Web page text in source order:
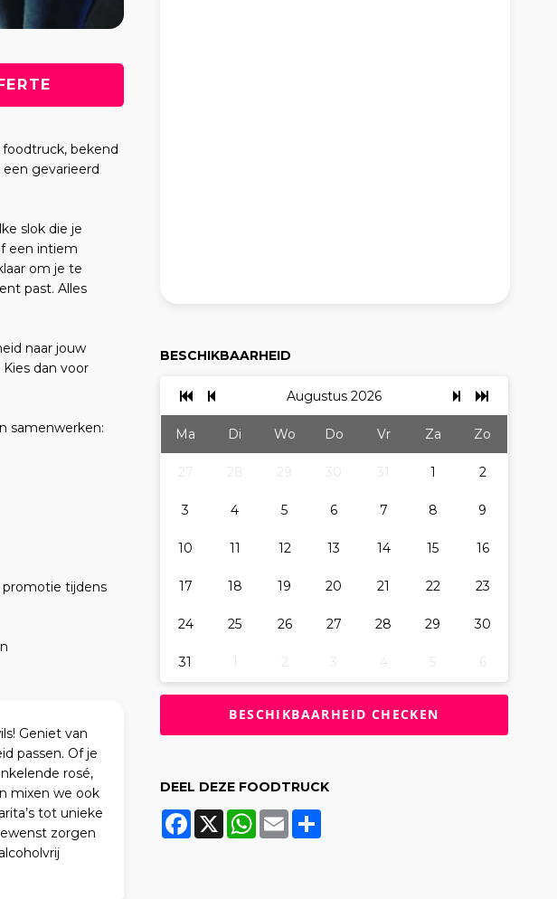
bekend
gevarieerd
slok die je
een intiem
om je te
past. Alles
naar jouw
dan voor
samenwerken:
promotie tijdens
Geniet van
passen. Of je
rosé,
mixen we ook
tot unieke
zorgen
BESCHIKBAARHEID
Augustus 2026
Ma Di Wo Do Vr Za Zo
1 2
3 4 5 6 7 8 9
10 11 12 13 14 15 16
17 18 19 20 21 22 23
24 25 26 27 28 29 30
31
DEEL DEZE FOODTRUCK
Facebook
X WhatsApp
EmailShare